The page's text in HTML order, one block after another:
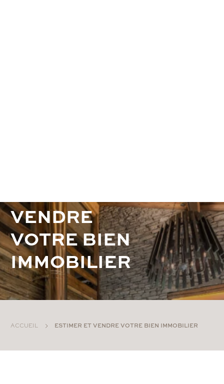
VENDRE
VOTREBIEN
IMMOBILIER
ACCUEIL ESTIMER ET VENDRE VOTRE BIEN IMMOBILIER